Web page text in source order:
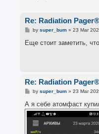
Re: Radiation
P
s
by super_bum» 23 Mar
Еще стоит заметить,
Re: Radiation
P
s
t
by super_bum» 23 Mar
А я себе атомфаст